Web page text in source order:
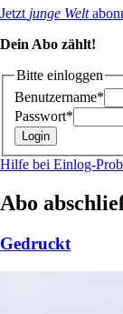
Jetzt junge Welt
Dein Abo zählt!
Bitte einloggen
Benutzername*
Passwort*
Hilfe bei Einlog-
Abo
Gedruckt